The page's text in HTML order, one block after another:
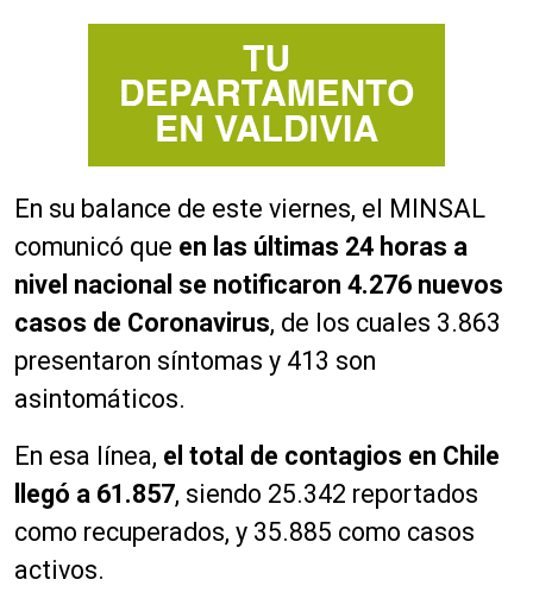
En su balance de este viernes, el MINSAL
comunicó que en las últimas 24 horas a
nivel nacional se notificaron 4.276 nuevos
casos de Coronavirus, de los cuales 3.863
presentaron síntomas y 413 son
asintomáticos.
En esa línea, el total de contagios en Chile
llegó a 61.857, siendo 25.342 reportados
como recuperados, y 35.885 como casos
activos.